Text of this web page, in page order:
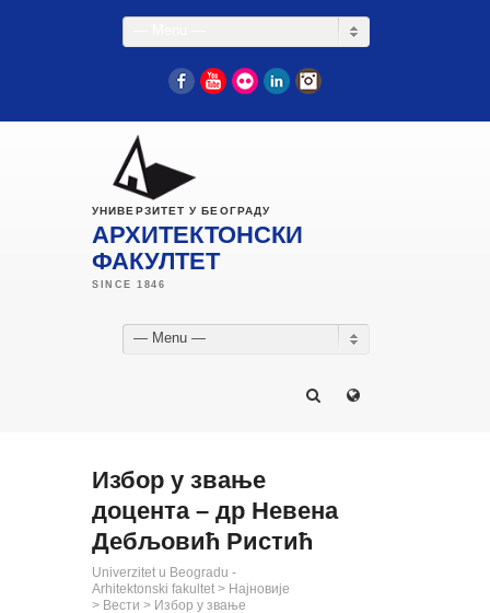
FacebookYouTube
Flickr LinkedIn
УНИВЕРЗИТЕТ У БЕОГРАДУ
АРХИТЕКТОНСКИ
ФАКУЛТЕТ
— Menu —
Избор у звање
доцента – др Невена
Дебљовић Ристић
Univerzitet u Beogradu -
Arhitektonski fakultet > Најновије
> Вести > Избор у звање